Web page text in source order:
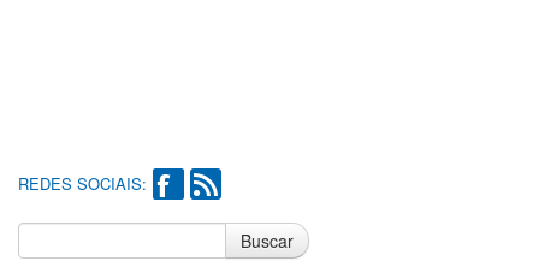
REDES SOCIAIS:
Buscar